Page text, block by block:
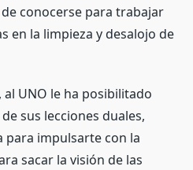
conocerse para trabajar
en la limpieza y desalojo de
UNO le ha posibilitado
sus lecciones duales,
para impulsarte con la
sacar la visión de las